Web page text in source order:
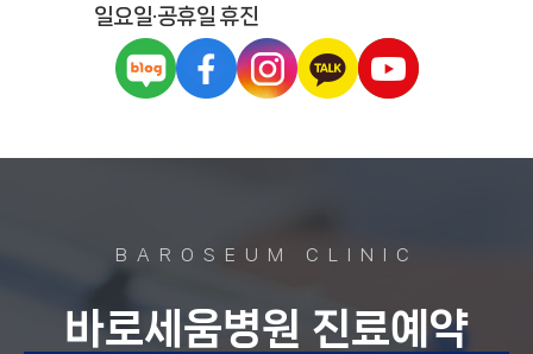
일요일·공휴일 휴진
BAROSEUM CLINIC
바로세움병원 진료예약